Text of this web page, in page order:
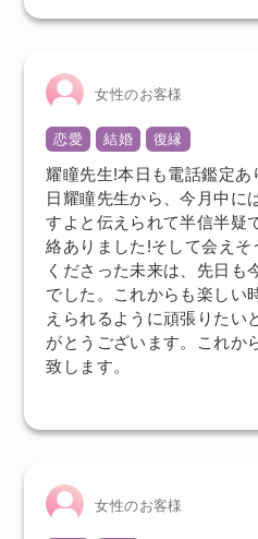
女性のお客様
恋愛 結婚 復縁
耀瞳先生!本日も電話鑑定
日耀瞳先生から、今月中に
すよと伝えられて半信半疑
絡ありました!そして会えそ
くださった未来は、先日も
でした。これからも楽しい
えられるように頑張りたい
がとうございます。これか
致します。
女性のお客様